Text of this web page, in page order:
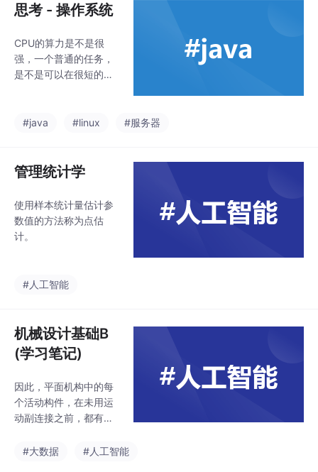
邦学习模型针对ID一致
但特征不一致的数据；
联邦迁移学习模型针对I
D和特征都不一致的数
据。
思考 - 操作系统
CPU的算力是不是很
强，一个普通的任务，
是不是可以在很短的时
间是不是，就会缩短。
---> 进程调度算法 ---
信息、处理机状态信
息、进程调度信息、进
程控制信息、、、、进
是单核的，单核，处理
多个任务，就会出现上
#java #linux #服务器
管理统计学
使用样本统计量估计参
数值的方法称为点估
计。
#人工智能
机械设计基础B
(学习笔记)
因此，平面机构中的每
个活动构件，在未用运
动副连接之前，都有三
共有K个构件。从动件
#大数据 #人工智能